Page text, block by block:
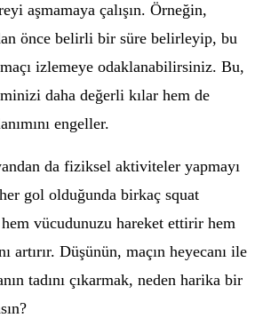
aşmamaya çalışın. Örneğin,
önce belirli bir süre belirleyip, bu
izlemeye odaklanabilirsiniz. Bu,
daha değerli kılar hem de
engeller.
da fiziksel aktiviteler yapmayı
gol olduğunda birkaç squat
vücudunuzu hareket ettirir hem
artırır. Düşünün, maçın heyecanı ile
tadını çıkarmak, neden harika bir